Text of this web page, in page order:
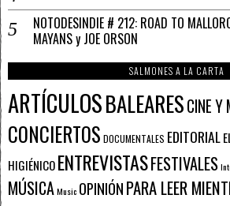
NOTODESINDIE # 212: ROAD TO
MAYANS y JOE ORSON
SALMONES A LA CARTA
ARTÍCULOSBALEARESCINE Y
CONCIERTOS DOCUMENTALES EDITORIAL
HIGIÉNICOENTREVISTASFESTIVALES
MÚSICAMusic OPINIÓNPARA LEER